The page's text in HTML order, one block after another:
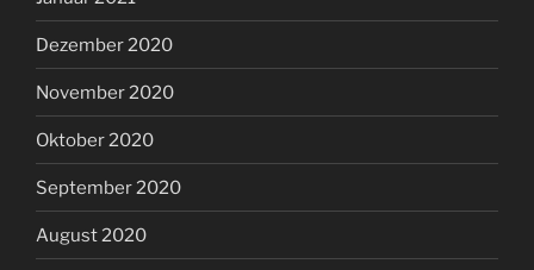
Dezember 2020
November 2020
Oktober 2020
September 2020
August 2020